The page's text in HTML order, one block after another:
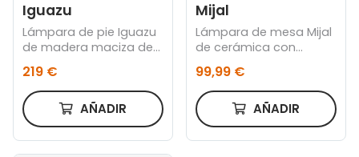
Iguazu
Lámpara de pie Iguazu
de madera maciza de
219 €
AÑADIR
Mijal
Lámpara de mesa Mijal
de cerámica con
99,99 €
AÑADIR